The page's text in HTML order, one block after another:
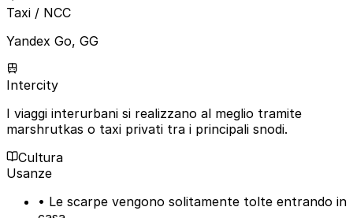
Taxi / NCC
Yandex Go, GG
Intercity
I viaggi interurbani si realizzano al meglio tramite
marshrutkas o taxi privati tra i principali snodi.
Cultura
Usanze
• Le scarpe vengono solitamente tolte entrando in